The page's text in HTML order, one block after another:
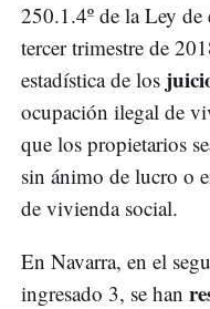
250.1.4º de la Ley
tercer trimestre de
estadística de los
ocupación ilegal de
que los propietarios
sin ánimo de lucro o
de vivienda social.
En Navarra, en el
ingresado 3, se han